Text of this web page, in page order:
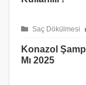
Saç Dökülmesi
Konazol
Mı 2025